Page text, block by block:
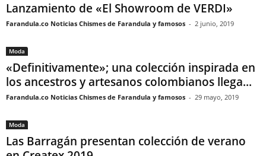
Lanzamiento de «El Showroom de VERDI»
Farandula.co Noticias Chismes de Farandula y famosos - 2 junio, 2019
Moda
«Definitivamente»; una colección inspirada en
los ancestros y artesanos colombianos llega...
Farandula.co Noticias Chismes de Farandula y famosos - 29 mayo, 2019
Moda
Las Barragán presentan colección de verano